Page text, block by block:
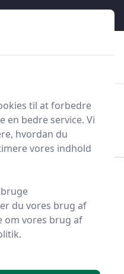
- 23 på
til at forbedre
en bedre service. Vi
hvordan du
vores indhold
du vores brug af
om vores brug af